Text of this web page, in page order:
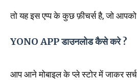
तो यह इस एप्प के कुछ फ़ीचर्स है, जो
YONO APP डाउनलोड कैसे करे ?
आप आने मोबाइल के प्ले स्टोर में जाकर